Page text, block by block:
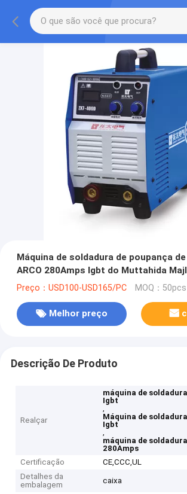
Máquina de soldadura de poupança
ARCO 280Amps Igbt do Muttahida
para 4.0mm Rod
Preço：USD100-USD165/PC MOQ：50pcs
Melhor preço
Descrição De Produto
Realçar
máquina de
Igbt
,
Máquina de
Igbt
,
máquina de soldadura
280Amps
Certificação
CE,CCC,UL
Detalhes da
embalagem
caixa